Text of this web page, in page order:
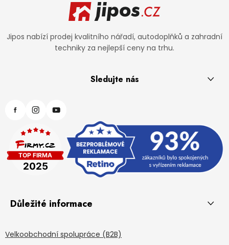
Jipos nabízí prodej kvalitního nářadí, autodoplňků a zahradní
techniky za nejlepší ceny na trhu.
Sledujte nás
Důležité informace
Velkoobchodní spolupráce (B2B)